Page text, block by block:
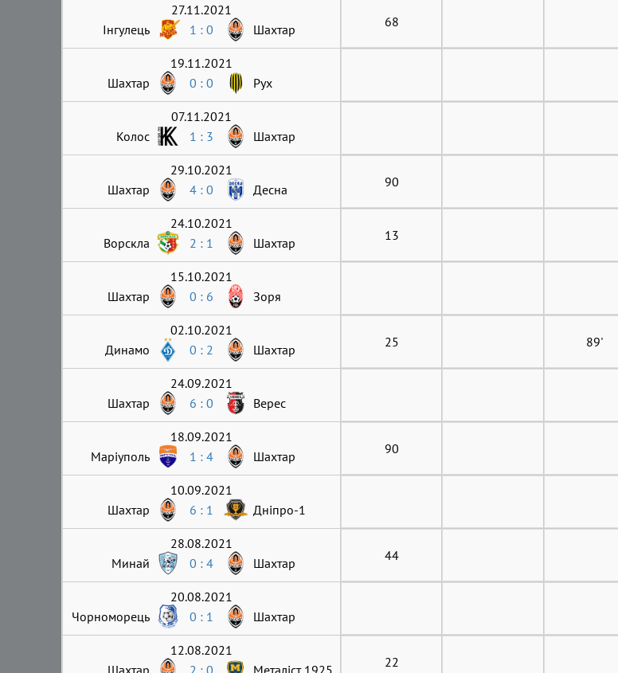
27.11.2021
Інгулець
1 : 0 Шахтар 68
19.11.2021
Шахтар
0 : 0 Рух
07.11.2021
Колос
1 : 3 Шахтар
29.10.2021
Шахтар
4 : 0 Десна 90
24.10.2021
Ворскла
2 : 1 Шахтар 13
15.10.2021
Шахтар
0 : 6 Зоря
02.10.2021
Динамо
0 : 2 Шахтар 25 89'
24.09.2021
Шахтар
6 : 0 Верес
18.09.2021
Маріуполь
1 : 4 Шахтар 90
10.09.2021
Шахтар
6 : 1 Дніпро-1
28.08.2021
Минай
0 : 4 Шахтар 44
20.08.2021
Чорноморець
0 : 1 Шахтар
12.08.2021
Шахтар
2 : 0 Металіст 1925 22